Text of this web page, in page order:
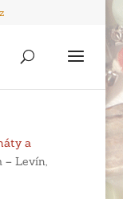
a
Levín,